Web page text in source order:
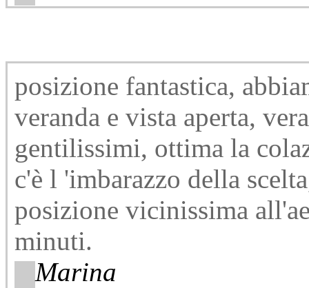
posizione fantastica,
veranda e vista aperta,
gentilissimi, ottima la
c'è l 'imbarazzo della
posizione vicinissima
minuti.
Marina